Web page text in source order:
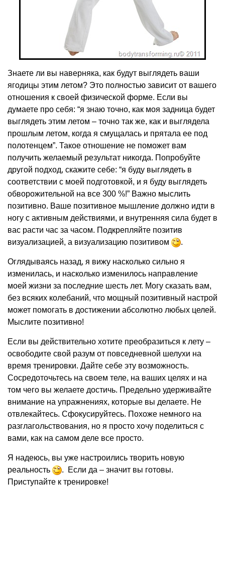
Знаете ли вы наверняка, как будут выглядеть ваши
ягодицы этим летом? Это полностью зависит от вашего
отношения к своей физической форме. Если вы
думаете про себя: “я знаю точно, как моя задница будет
выглядеть этим летом – точно так же, как и выглядела
прошлым летом, когда я смущалась и прятала ее под
полотенцем”. Такое отношение не поможет вам
получить желаемый результат никогда. Попробуйте
другой подход, скажите себе: “я буду выглядеть в
соответствии с моей подготовкой, и я буду выглядеть
обворожительной на все 300 %!” Важно мыслить
позитивно. Ваше позитивное мышление должно идти в
ногу с активным действиями, и внутренняя сила будет в
вас расти час за часом. Подкрепляйте позитив
визуализацией, а визуализацию позитивом
.
Оглядываясь назад, я вижу насколько сильно я
изменилась, и насколько изменилось направление
моей жизни за последние шесть лет. Могу сказать вам,
без всяких колебаний, что мощный позитивный настрой
может помогать в достижении абсолютно любых целей.
Мыслите позитивно!
Если вы действительно хотите преобразиться к лету –
освободите свой разум от повседневной шелухи на
время тренировки. Дайте себе эту возможность.
Сосредоточьтесь на своем теле, на ваших целях и на
том чего вы желаете достичь. Предельно удерживайте
внимание на упражнениях, которые вы делаете. Не
отвлекайтесь. Сфокусируйтесь. Похоже немного на
разглагольствования, но я просто хочу поделиться с
вами, как на самом деле все просто.
Я надеюсь, вы уже настроились творить новую
реальность
. Если да – значит вы готовы.
Приступайте к тренировке!